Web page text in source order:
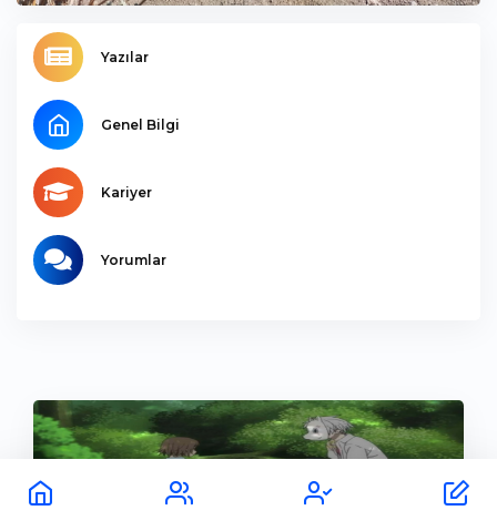
Yazılar
Genel Bilgi
Kariyer
Yorumlar